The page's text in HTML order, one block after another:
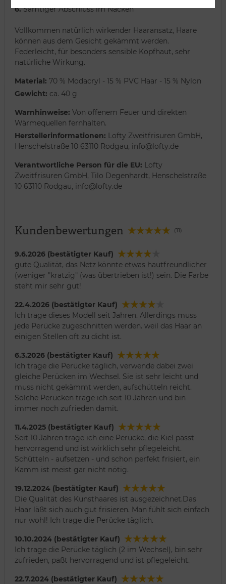
6.Samtiger Abschluss im Nacken
Vollkommen natürlich wirkender Haaransatz, Haare
können aus dem Gesicht gekämmt werden.
Federleicht, für besonders sensible Kopfhaut, sehr
natürliche Wirkung.
Material: 70 % Modacryl - 15 % PVC Haar - 15 % Nylon
Gewicht: ca. 40 g
Warnhinweise: Von offenem Feuer und direkten
Wärmequellen fernhalten.
Herstellerinformationen: Lofty Zweitfrisuren GmbH,
Henschelstraße 10 63110 Rodgau, info@lofty.de
Verantwortliche Person für die EU: Lofty
Zweitfrisuren GmbH, Tilo Degenhardt, Henschelstraße
10 63110 Rodgau, info@lofty.de
Kundenbewertungen (11)
9.6.2026 (bestätigter Kauf)
gute Qualität, das Netz könnte etwas hautfreundlicher
(weniger "kratzig" (was übertrieben ist!) sein. Die Farbe
steht mir sehr gut!
22.4.2026 (bestätigter Kauf)
Ich trage dieses Modell seit Jahren. Allerdings muss
jede Perücke zugeschnitten werden. weil das Haar an
einigen Stellen oft zu dicht ist.
6.3.2026 (bestätigter Kauf)
Ich trage die Perücke täglich, verwende dabei zwei
gleiche Perücken im Wechsel. Sie ist sehr leicht und
muss nicht gekämmt werden, aufschütteln reicht.
Solche Perücken trage ich seit 10 Jahren und bin
immer noch zufrieden damit.
11.4.2025 (bestätigter Kauf)
Seit 10 Jahren trage ich eine Perücke, die Kiel passt
hervorragend und ist wirklich sehr pflegeleicht.
Schütteln - aufsetzen - und schon perfekt frisiert, ein
Kamm ist meist gar nicht nötig.
19.12.2024 (bestätigter Kauf)
Die Qualität des Kunsthaares ist ausgezeichnet.Das
Haar läßt sich auch gut frisieren. Man fühlt sich einfach
nur wohl! Ich trage die Perücke täglich.
10.10.2024 (bestätigter Kauf)
Ich trage die Perücke täglich (2 im Wechsel), bin sehr
zufrieden, paßt hervorragend und ist pflegeleicht.
22.7.2024 (bestätigter Kauf)